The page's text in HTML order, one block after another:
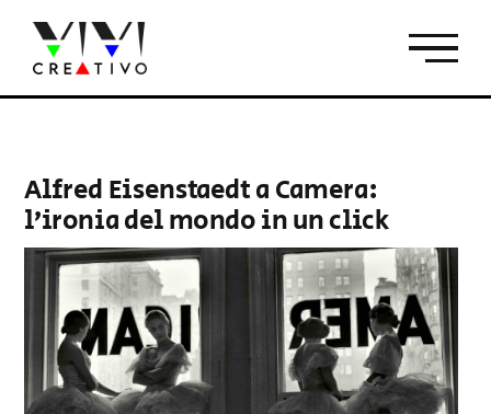
contenuto
Alfred Eisenstaedt a Camera:
l’ironia del mondo in un click